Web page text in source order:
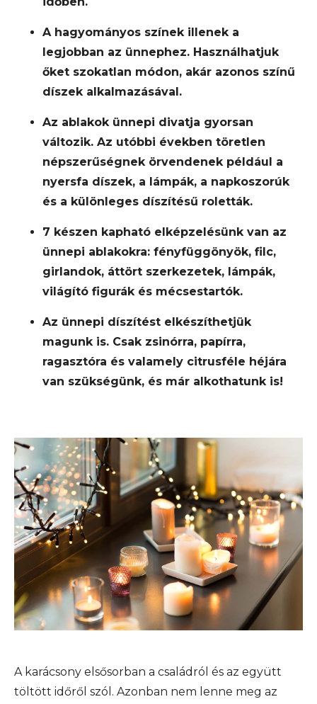
A hagyományos színek illenek a
legjobban az ünnephez. Használhatjuk
őket szokatlan módon, akár azonos színű
díszek alkalmazásával.
Az ablakok ünnepi divatja gyorsan
változik. Az utóbbi években töretlen
népszerűségnek örvendenek például a
nyersfa díszek, a lámpák, a napkoszorúk
és a különleges díszítésű roletták.
7 készen kapható elképzelésünk van az
ünnepi ablakokra: fényfüggönyök, filc,
girlandok, áttört szerkezetek, lámpák,
világító figurák és mécsestartók.
Az ünnepi díszítést elkészíthetjük
magunk is. Csak zsinórra, papírra,
ragasztóra és valamely citrusféle héjára
van szükségünk, és már alkothatunk is!
A karácsony elsősorban a családról és az együtt
töltött időről szól. Azonban nem lenne meg az